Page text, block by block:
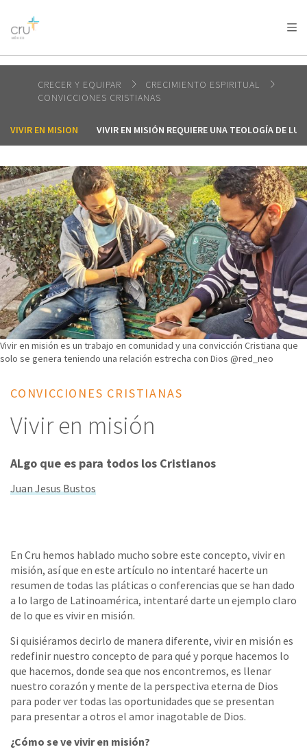
AFRICA
AMERICA / CARIBBEAN
OCEANIA
CRECER Y EQUIPAR
CRECIMIENTO ESPIRITUAL
CONVICCIONES CRISTIANAS
VIVIR EN MISION VIVIR EN MISIÓN REQUIERE UNA TEOLOGÍA DE
Vivir en misión es un trabajo en comunidad y una convicción Cristiana que
solo se genera teniendo una relación estrecha con Dios @red_neo
CONVICCIONES CRISTIANAS
Vivir en misión
ALgo que es para todos los Cristianos
Juan Jesus Bustos
En Cru hemos hablado mucho sobre este concepto, vivir en
misión, así que en este artículo no intentaré hacerte un
resumen de todas las pláticas o conferencias que se han dado
a lo largo de Latinoamérica, intentaré darte un ejemplo claro
de lo que es vivir en misión.
Si quisiéramos decirlo de manera diferente, vivir en misión es
redefinir nuestro concepto de para qué y porque hacemos lo
que hacemos, donde sea que nos encontremos, es llenar
nuestro corazón y mente de la perspectiva eterna de Dios
para poder ver todas las oportunidades que se presentan
para presentar a otros el amor inagotable de Dios.
¿Cómo se ve vivir en misión?